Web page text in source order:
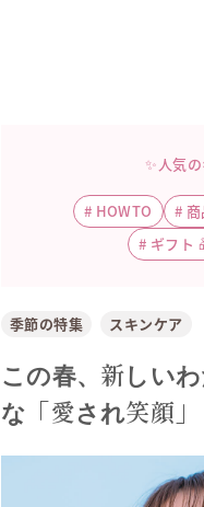
✨人気
# HOWTO #
# ギフト
季節の特集 スキンケア
この春、新しい
な「愛され笑顔」